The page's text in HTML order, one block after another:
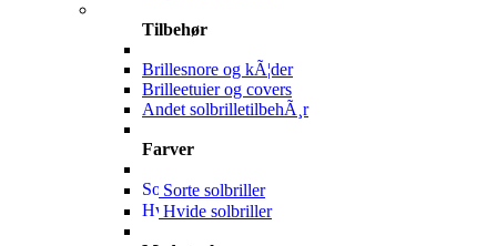
Tilbehør
Brillesnore og kÃ¦der
Brilleetuier og covers
Andet solbrilletilbehÃ¸r
Farver
Sorte solbriller
Hvide solbriller